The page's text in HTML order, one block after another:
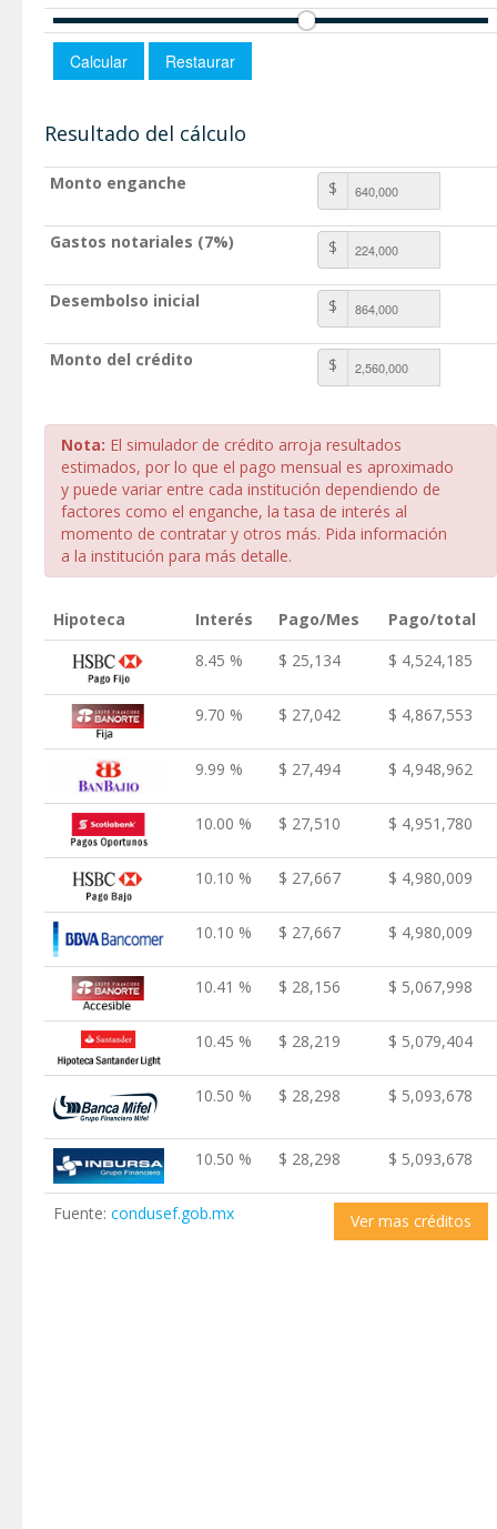
Resultado del cálculo
Monto enganche $
Gastos notariales (7%) $
Desembolso inicial $
Monto del crédito $
Nota: El simulador de crédito arroja resultados
estimados, por lo que el pago mensual es aproximado
y puede variar entre cada institución dependiendo de
factores como el enganche, la tasa de interés al
momento de contratar y otros más. Pida información
a la institución para más detalle.
Hipoteca Interés Pago/Mes
Pago/total
8.45 %
$ 25,134 $ 4,524,185
9.70 % $ 27,042 $ 4,867,553
9.99 % $ 27,494 $ 4,948,962
10.00 % $ 27,510 $ 4,951,780
10.10 % $ 27,667 $ 4,980,009
10.10 % $ 27,667 $ 4,980,009
10.41 % $ 28,156 $ 5,067,998
10.45 % $ 28,219 $ 5,079,404
10.50 % $ 28,298 $ 5,093,678
10.50 % $ 28,298 $ 5,093,678
Fuente: condusef.gob.mx Ver mas créditos